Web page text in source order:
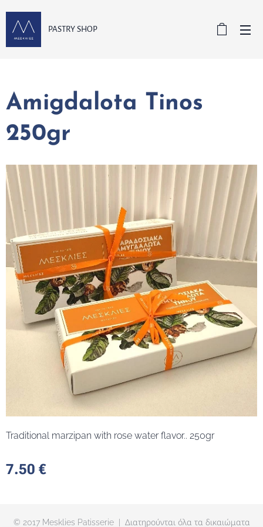
PASTRY SHOP
Amigdalota Tinos
250gr
Traditional marzipan with rose water flavor.. 250gr
7.50 €
© 2017 Mesklies Patisserie | Διατηρούνται όλα τα δικαιώματα